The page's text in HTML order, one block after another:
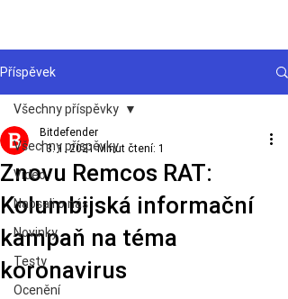
Příspěvek
Všechny příspěvky
Video
Napsali o nás
Novinky
Testy
Ocenění
Všechny příspěvky
Znovu Remcos RAT:
Kolumbijská informační
kampaň na téma
koronavirus
Bitdefender
13. 1. 2021 Minut čtení: 1